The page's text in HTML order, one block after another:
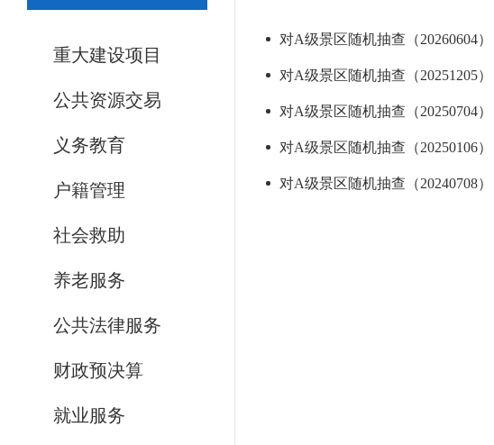
重大建设项目
公共资源交易
义务教育
户籍管理
社会救助
养老服务
公共法律服务
财政预决算
就业服务
对A级景区随机抽查（20260604）
对A级景区随机抽查（20251205）
对A级景区随机抽查（20250704）
对A级景区随机抽查（20250106）
对A级景区随机抽查（20240708）